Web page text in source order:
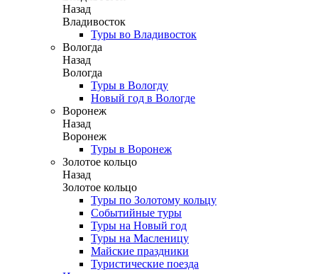
Назад
Владивосток
Туры во Владивосток
Вологда
Назад
Вологда
Туры в Вологду
Новый год в Вологде
Воронеж
Назад
Воронеж
Туры в Воронеж
Золотое кольцо
Назад
Золотое кольцо
Туры по Золотому кольцу
Событийные туры
Туры на Новый год
Туры на Масленицу
Майские праздники
Туристические поезда